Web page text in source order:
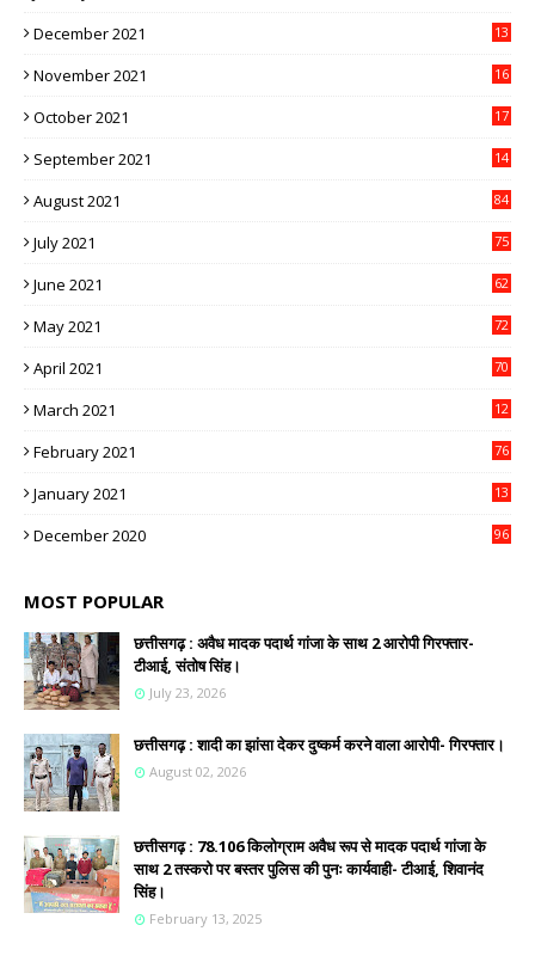
December 2021
13
November 2021
16
October 2021
17
September 2021
14
August 2021 84
July 2021 75
June 2021 62
May 2021 72
April 2021 70
March 2021
12
February 2021 76
January 2021
13
December 2020 96
MOST POPULAR
छत्तीसगढ़ : अवैध मादक पदार्थ गांजा के साथ 2 आरोपी गिरफ्तार-
टीआई, संतोष सिंह।
July 23, 2026
छत्तीसगढ़ : शादी का झांसा देकर दुष्कर्म करने वाला आरोपी- गिरफ्तार।
August 02, 2026
छत्तीसगढ़ : 78.106 किलोग्राम अवैध रूप से मादक पदार्थ गांजा के
साथ 2 तस्करो पर बस्तर पुलिस की पुनः कार्यवाही- टीआई, शिवानंद
सिंह।
February 13, 2025